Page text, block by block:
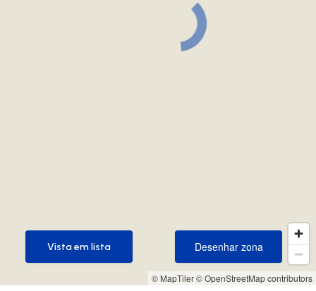
© MapTiler© OpenStreetMap contributors
Desenhar zona
Desenhar zona
Vista em lista
Vista em lista